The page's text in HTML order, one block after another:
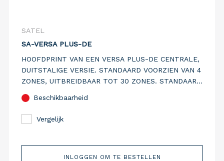
SATEL
SA-VERSA PLUS-DE
HOOFDPRINT VAN EEN VERSA PLUS-DE CENTRALE,
DUITSTALIGE VERSIE. STANDAARD VOORZIEN VAN 4
ZONES, UITBREIDBAAR TOT 30 ZONES. STANDAARD
COMMUNICATIEMEDIA.
Beschikbaarheid
Vergelijk
INLOGGEN OM TE BESTELLEN